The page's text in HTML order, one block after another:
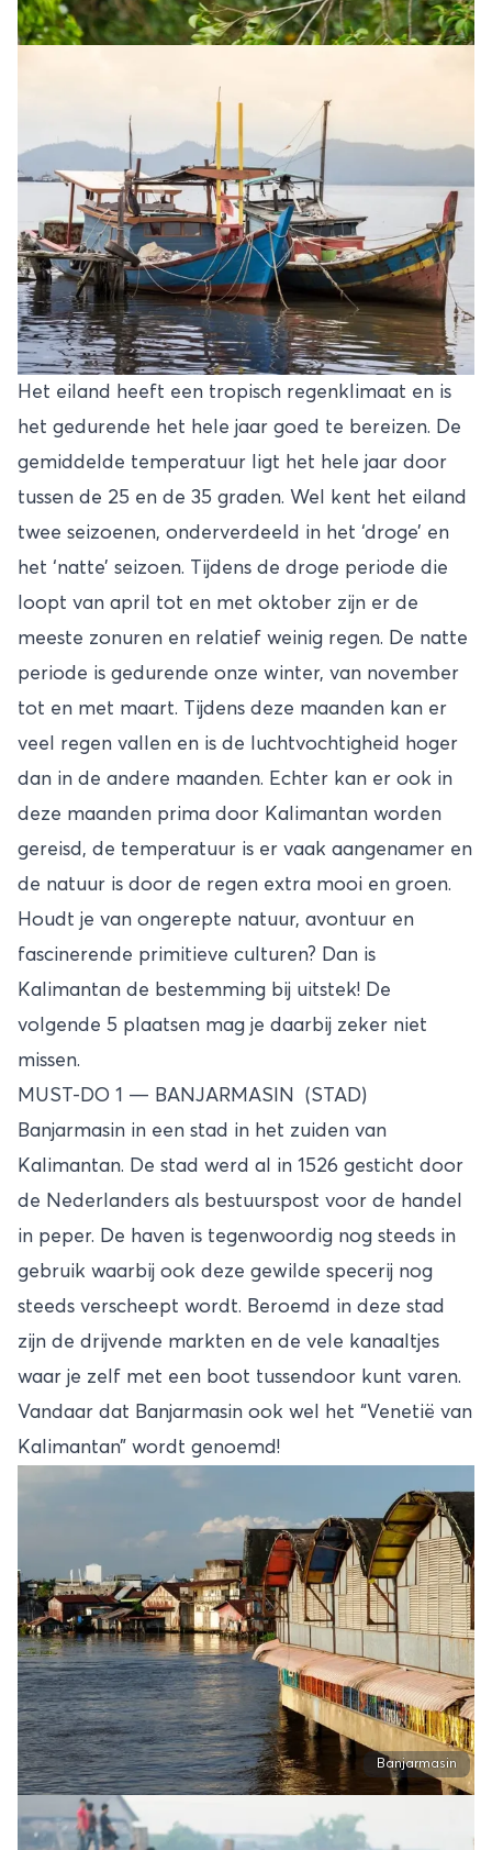
Het eiland heeft een tropisch regenklimaat en is
het gedurende het hele jaar goed te bereizen. De
gemiddelde temperatuur ligt het hele jaar door
tussen de 25 en de 35 graden. Wel kent het eiland
twee seizoenen, onderverdeeld in het ‘droge’ en
het ‘natte’ seizoen. Tijdens de droge periode die
loopt van april tot en met oktober zijn er de
meeste zonuren en relatief weinig regen. De natte
periode is gedurende onze winter, van november
tot en met maart. Tijdens deze maanden kan er
veel regen vallen en is de luchtvochtigheid hoger
dan in de andere maanden. Echter kan er ook in
deze maanden prima door Kalimantan worden
gereisd, de temperatuur is er vaak aangenamer en
de natuur is door de regen extra mooi en groen.
Houdt je van ongerepte natuur, avontuur en
fascinerende primitieve culturen? Dan is
Kalimantan de bestemming bij uitstek! De
volgende 5 plaatsen mag je daarbij zeker niet
missen.
MUST-DO 1 — BANJARMASIN (STAD)
Banjarmasin in een stad in het zuiden van
Kalimantan. De stad werd al in 1526 gesticht door
de Nederlanders als bestuurspost voor de handel
in peper. De haven is tegenwoordig nog steeds in
gebruik waarbij ook deze gewilde specerij nog
steeds verscheept wordt. Beroemd in deze stad
zijn de drijvende markten en de vele kanaaltjes
waar je zelf met een boot tussendoor kunt varen.
Vandaar dat Banjarmasin ook wel het “Venetië van
Kalimantan” wordt genoemd!
Banjarmasin